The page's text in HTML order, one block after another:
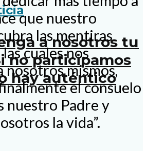
a nosotros tu
no participamos
hay auténtico
que nuestro
las mentiras
cuales nos
nosotros mismos,
el consuelo
nuestro Padre y
la vida”.